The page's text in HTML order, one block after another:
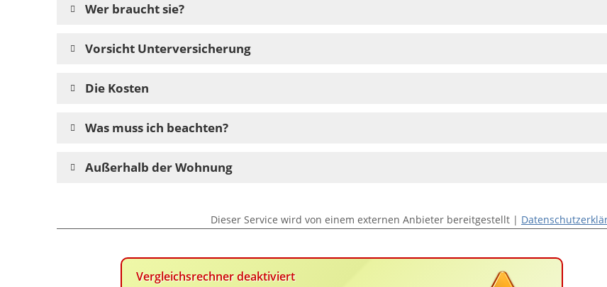
Wer braucht sie?
Vorsicht Unterversicherung
Die Kosten
Was muss ich beachten?
Außerhalb der Wohnung
Dieser Service wird von einem externen Anbieter bereitgestellt |
Vergleichsrechner deaktiviert